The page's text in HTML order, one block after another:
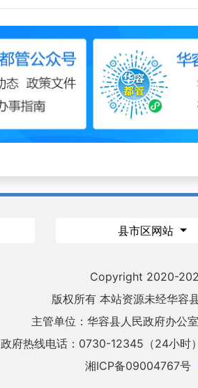
县市区网站
Copyright 2020-
版权所有 本站资源未经华容
主管单位：华容县人民政府办公室
政府热线电话：0730-12345（24小时）
湘ICP备09004767号